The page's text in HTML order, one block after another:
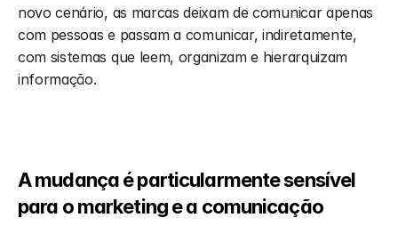
novo cenário, as marcas deixam de comunicar apenas
com pessoas e passam a comunicar, indiretamente,
com sistemas que leem, organizam e hierarquizam
informação.
A mudança é particularmente sensível
para o marketing e a comunicação